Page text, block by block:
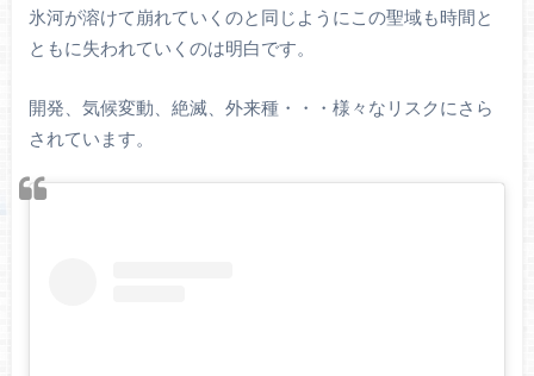
氷河が溶けて崩れていくのと同じようにこの聖域も時間と
ともに失われていくのは明白です。
開発、気候変動、絶滅、外来種・・・様々なリスクにさら
されています。